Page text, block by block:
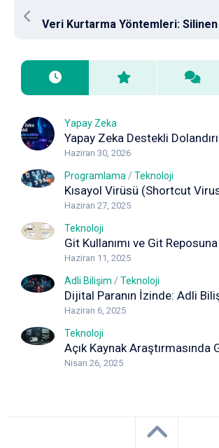
Yapay Zeka
Haziran 30, 2026
Programlama / Teknoloji
Haziran 27, 2025
Teknoloji
Haziran 11, 2025
Adli Bilişim / Teknoloji
Haziran 6, 2025
Teknoloji
Nisan 26, 2025